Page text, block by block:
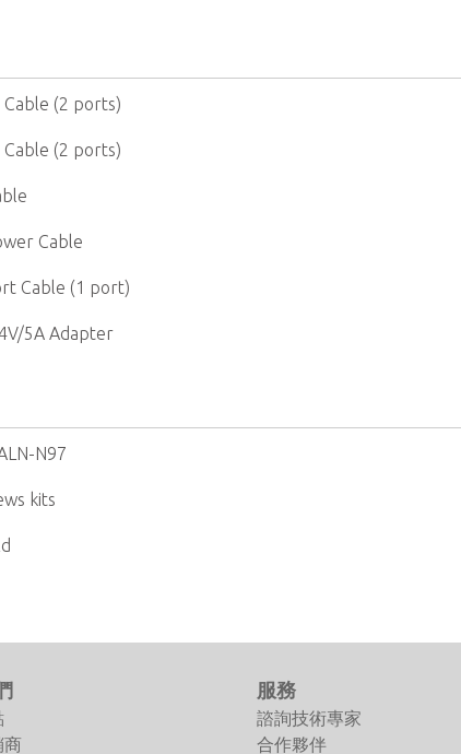
Cable (2 ports)
Cable (2 ports)
Cable
Cable (1 port)
5A Adapter
N97
kits
商
服務
諮詢技術專家
合作夥伴